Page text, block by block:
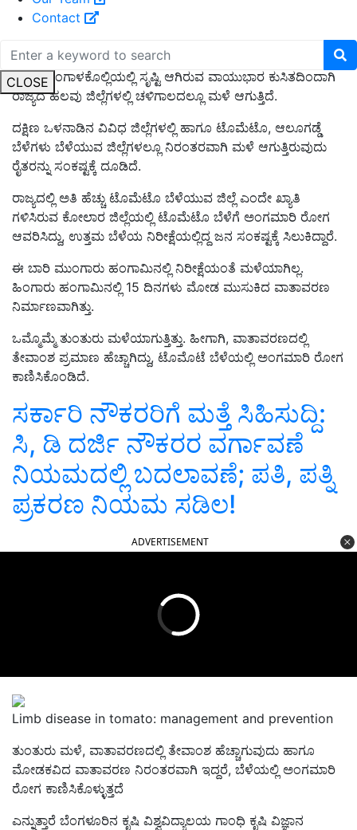
Contact
CLOSE
ಈಚೆಗೆ ಬಂಗಾಳಕೊಲ್ಲಿಯಲ್ಲಿ ಸೃಷ್ಟಿ ಆಗಿರುವ ವಾಯುಭಾರ ಕುಸಿತದಿಂದಾಗಿ
ರಾಜ್ಯದ ಹಲವು ಜಿಲ್ಲೆಗಳಲ್ಲಿ ಚಳಿಗಾಲದಲ್ಲೂ ಮಳೆ ಆಗುತ್ತಿದೆ.
ದಕ್ಷಿಣ ಒಳನಾಡಿನ ವಿವಿಧ ಜಿಲ್ಲೆಗಳಲ್ಲಿ ಹಾಗೂ ಟೊಮೆಟೊ, ಆಲೂಗಡ್ಡೆ
ಬೆಳೆಗಳು ಬೆಳೆಯುವ ಜಿಲ್ಲೆಗಳಲ್ಲೂ ನಿರಂತರವಾಗಿ ಮಳೆ ಆಗುತ್ತಿರುವುದು
ರೈತರನ್ನು ಸಂಕಷ್ಟಕ್ಕೆ ದೂಡಿದೆ.
ರಾಜ್ಯದಲ್ಲಿ ಅತಿ ಹೆಚ್ಚು ಟೊಮೆಟೊ ಬೆಳೆಯುವ ಜಿಲ್ಲೆ ಎಂದೇ ಖ್ಯಾತಿ
ಗಳಿಸಿರುವ ಕೋಲಾರ ಜಿಲ್ಲೆಯಲ್ಲಿ ಟೊಮೆಟೊ ಬೆಳೆಗೆ ಅಂಗಮಾರಿ ರೋಗ
ಆವರಿಸಿದ್ದು, ಉತ್ತಮ ಬೆಳೆಯ ನಿರೀಕ್ಷೆಯಲ್ಲಿದ್ದ ಜನ ಸಂಕಷ್ಟಕ್ಕೆ ಸಿಲುಕಿದ್ದಾರೆ.
ಈ ಬಾರಿ ಮುಂಗಾರು ಹಂಗಾಮಿನಲ್ಲಿ ನಿರೀಕ್ಷೆಯಂತೆ ಮಳೆಯಾಗಿಲ್ಲ.
ಹಿಂಗಾರು ಹಂಗಾಮಿನಲ್ಲಿ 15 ದಿನಗಳು ಮೋಡ ಮುಸುಕಿದ ವಾತಾವರಣ
ನಿರ್ಮಾಣವಾಗಿತ್ತು.
ಒಮ್ಮೊಮ್ಮೆ ತುಂತುರು ಮಳೆಯಾಗುತ್ತಿತ್ತು. ಹೀಗಾಗಿ, ವಾತಾವರಣದಲ್ಲಿ
ತೇವಾಂಶ ಪ್ರಮಾಣ ಹೆಚ್ಚಾಗಿದ್ದು, ಟೊಮೊಟೆ ಬೆಳೆಯಲ್ಲಿ ಅಂಗಮಾರಿ ರೋಗ
ಕಾಣಿಸಿಕೊಂಡಿದೆ.
ಸರ್ಕಾರಿ ನೌಕರರಿಗೆ ಮತ್ತೆ ಸಿಹಿಸುದ್ದಿ:
ಸಿ, ಡಿ ದರ್ಜಿ ನೌಕರರ ವರ್ಗಾವಣೆ
ನಿಯಮದಲ್ಲಿ ಬದಲಾವಣೆ; ಪತಿ, ಪತ್ನಿ
ಪ್ರಕರಣ ನಿಯಮ ಸಡಿಲ!
ADVERTISEMENT
Limb disease in tomato: management and prevention
ತುಂತುರು ಮಳೆ, ವಾತಾವರಣದಲ್ಲಿ ತೇವಾಂಶ ಹೆಚ್ಚಾಗುವುದು ಹಾಗೂ
ಮೋಡಕವಿದ ವಾತಾವರಣ ನಿರಂತರವಾಗಿ ಇದ್ದರೆ, ಬೆಳೆಯಲ್ಲಿ ಅಂಗಮಾರಿ
ರೋಗ ಕಾಣಿಸಿಕೊಳ್ಳುತ್ತದೆ
ಎನ್ನುತ್ತಾರೆ ಬೆಂಗಳೂರಿನ ಕೃಷಿ ವಿಶ್ವವಿದ್ಯಾಲಯ ಗಾಂಧಿ ಕೃಷಿ ವಿಜ್ಞಾನ